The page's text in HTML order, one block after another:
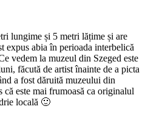
lungime și 5 metri lățime și are
expus abia în perioada interbelică
vedem la muzeul din Szeged este
făcută de artist înainte de a picta
a fost dăruită muzeului din
că este mai frumoasă ca originalul
locală 🙂